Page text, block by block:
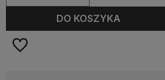
DO KOSZYKA